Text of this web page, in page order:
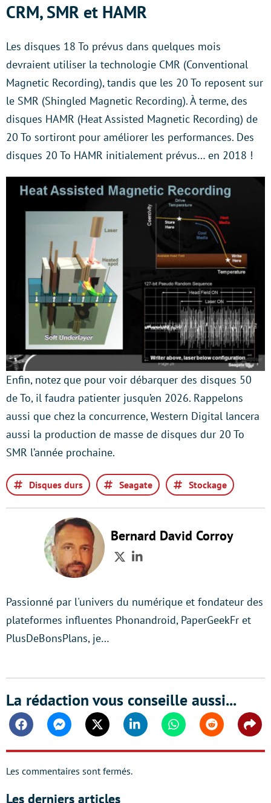
CRM, SMR et HAMR
Les disques 18 To prévus dans quelques mois
devraient utiliser la technologie CMR (Conventional
Magnetic Recording), tandis que les 20 To reposent sur
le SMR (Shingled Magnetic Recording). À terme, des
disques HAMR (Heat Assisted Magnetic Recording) de
20 To sortiront pour améliorer les performances. Des
disques 20 To HAMR initialement prévus… en 2018 !
Enfin, notez que pour voir débarquer des disques 50
de To, il faudra patienter jusqu’en 2026. Rappelons
aussi que chez la concurrence, Western Digital lancera
aussi la production de masse de disques dur 20 To
SMR l’année prochaine.
Disques durs Seagate Stockage
Bernard David Corroy
TwitterLinkedIn
Passionné par l'univers du numérique et fondateur des
plateformes influentes Phonandroid, PaperGeekFr et
PlusDeBonsPlans, je…
La rédaction vous conseille aussi...
FacebookMessengerTwitter Linkedin WhatsappReddit
Les commentaires sont fermés.
Les derniers articles